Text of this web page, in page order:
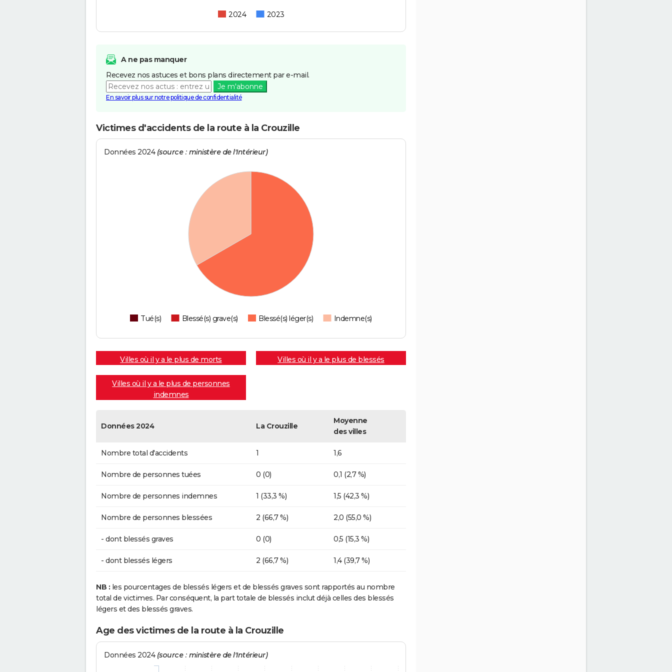
2024 2023
A ne pas manquer
Recevez nos astuces et bons plans directement par e-mail.
Je m'abonne
En savoir plus sur notre politique de confidentialité
Victimes d'accidents de la route à la Crouzille
Données 2024 (source : ministère de l'Intérieur)
Tué(s) Blessé(s) grave(s) Blessé(s) léger(s) Indemne(s)
Villes où il y a le plus de morts Villes où il y a le plus de blessés
Villes où il y a le plus de personnes
indemnes
Données 2024 La Crouzille
Moyenne
des villes
Nombre total d'accidents 1 1,6
Nombre de personnes tuées 0 (0) 0,1 (2,7 %)
Nombre de personnes indemnes 1 (33,3 %) 1,5 (42,3 %)
Nombre de personnes blessées 2 (66,7 %) 2,0 (55,0 %)
- dont blessés graves 0 (0) 0,5 (15,3 %)
- dont blessés légers 2 (66,7 %) 1,4 (39,7 %)
NB : les pourcentages de blessés légers et de blessés graves sont rapportés au nombre
total de victimes. Par conséquent, la part totale de blessés inclut déjà celles des blessés
légers et des blessés graves.
Age des victimes de la route à la Crouzille
Données 2024 (source : ministère de l'Intérieur)